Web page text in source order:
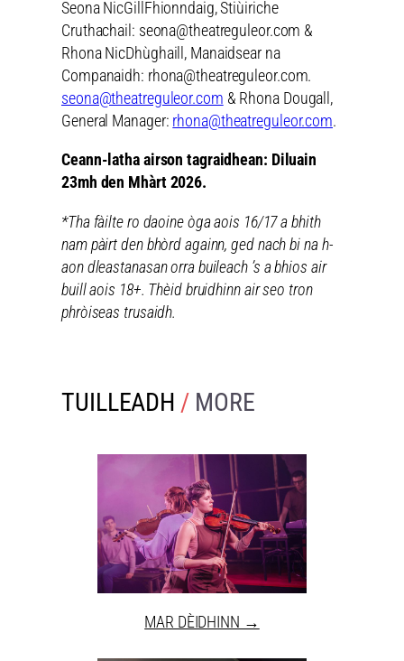
Seona NicGillFhionndaig, Stiùiriche
Cruthachail: seona@theatreguleor.com &
Rhona NicDhùghaill, Manaidsear na
Companaidh: rhona@theatreguleor.com.
seona@theatreguleor.com & Rhona Dougall,
General Manager: rhona@theatreguleor.com.
Ceann-latha airson tagraidhean: Diluain
23mh den Mhàrt 2026.
*Tha fàilte ro daoine òga aois 16/17 a bhith
nam pàirt den bhòrd againn, ged nach bi na h-
aon dleastanasan orra buileach ’s a bhios air
buill aois 18+. Thèid bruidhinn air seo tron
phròiseas trusaidh.
TUILLEADH / MORE
MAR DÈIDHINN →